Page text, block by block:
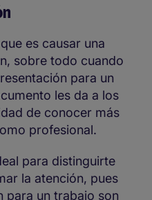
es causar una
sobre todo cuando
para un
les da a los
de conocer más
profesional.
para distinguirte
la atención, pues
para un trabajo son